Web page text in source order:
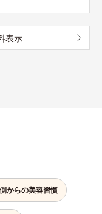
表示
からの美容習慣